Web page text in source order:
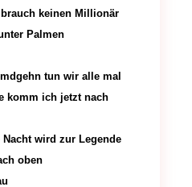
keinen Millionär
Palmen
tun wir alle mal
komm ich jetzt nach
wird zur Legende
oben